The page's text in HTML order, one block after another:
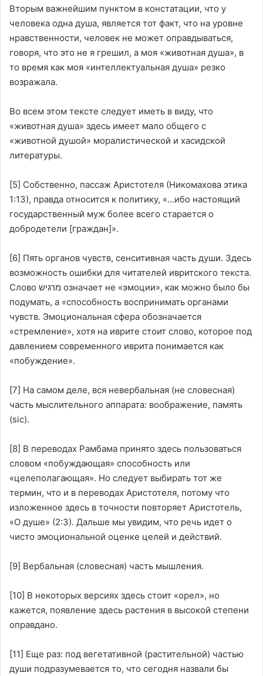
Вторым важнейшим пунктом в констатации, что у
человека одна душа, является тот факт, что на уровне
нравственности, человек не может оправдываться,
говоря, что это не я грешил, а моя «животная душа», в
то время как моя «интеллектуальная душа» резко
возражала.
Во всем этом тексте следует иметь в виду, что
«животная душа» здесь имеет мало общего с
«животной душой» моралистической и хасидской
литературы.
[5] Собственно, пассаж Аристотеля (Никомахова этика
1:13), правда относится к политику, «…ибо настоящий
государственный муж более всего старается о
добродетели [граждан]».
[6] Пять органов чувств, сенситивная часть души. Здесь
возможность ошибки для читателей ивритского текста.
Слово מרגיש означает не «эмоции», как можно было бы
подумать, а «способность воспринимать органами
чувств. Эмоциональная сфера обозначается
«стремление», хотя на иврите стоит слово, которое под
давлением современного иврита понимается как
«побуждение».
[7] На самом деле, вся невербальная (не словесная)
часть мыслительного аппарата: воображение, память
(sic).
[8] В переводах Рамбама принято здесь пользоваться
словом «побуждающая» способность или
«целеполагающая». Но следует выбирать тот же
термин, что и в переводах Аристотеля, потому что
изложенное здесь в точности повторяет Аристотель,
«О душе» (2:3). Дальше мы увидим, что речь идет о
чисто эмоциональной оценке целей и действий.
[9] Вербальная (словесная) часть мышления.
[10] В некоторых версиях здесь стоит «орел», но
кажется, появление здесь растения в высокой степени
оправдано.
[11] Еще раз: под вегетативной (растительной) частью
души подразумевается то, что сегодня назвали бы